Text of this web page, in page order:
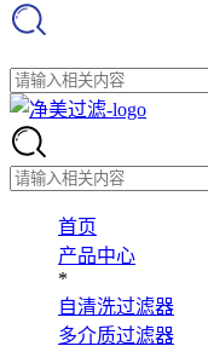
首页
产品中心
*
自清洗过滤器
多介质过滤器